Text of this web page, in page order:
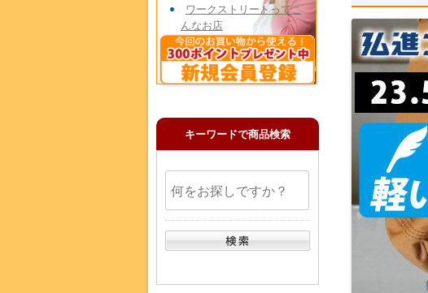
ワークストリートってこ
んなお店
キーワードで商品検索